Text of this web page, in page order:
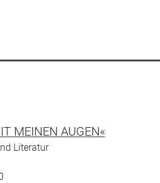
MEINEN AUGEN«
Literatur